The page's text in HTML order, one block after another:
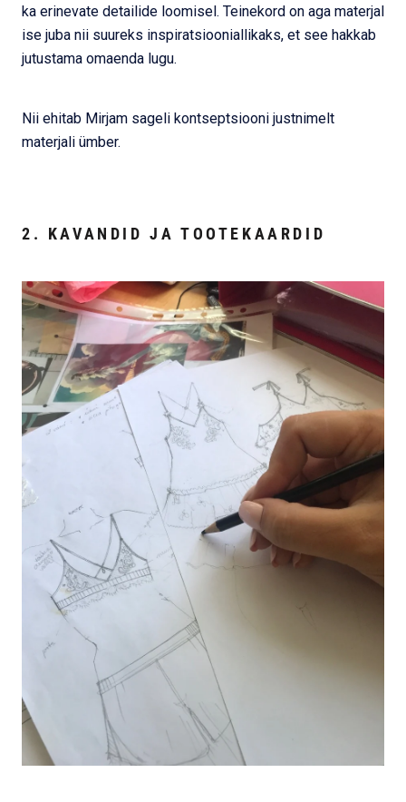
ka erinevate detailide loomisel. Teinekord on aga materjal
ise juba nii suureks inspiratsiooniallikaks, et see hakkab
jutustama omaenda lugu.
Nii ehitab Mirjam sageli kontseptsiooni justnimelt
materjali ümber.
2. KAVANDID JA TOOTEKAARDID